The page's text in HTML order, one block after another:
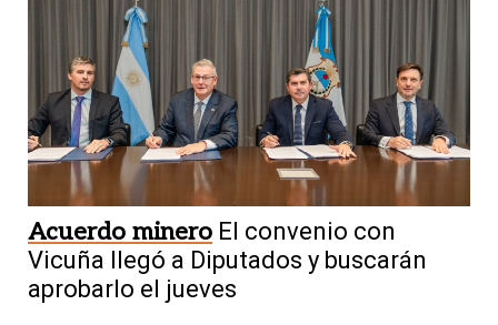
Acuerdo minero El convenio con
Vicuña llegó a Diputados y buscarán
aprobarlo el jueves